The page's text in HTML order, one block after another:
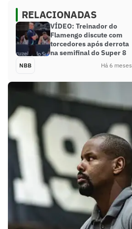
RELACIONADAS
VÍDEO: Treinador do
Flamengo discute com
torcedores após derrota
na semifinal do Super 8
NBB Há 6 meses